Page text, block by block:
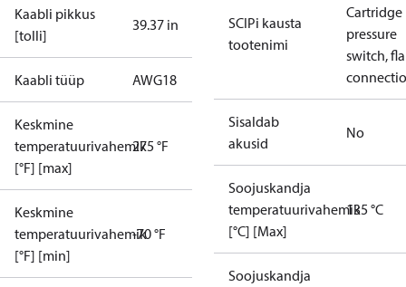
Kaabli pikkus
[tolli]
39.37 in
Kaabli tüüp AWG18
Keskmine
temperatuurivahemik
[°F] [max]
275 °F
Keskmine
temperatuurivahemik
[°F] [min]
-70 °F
SCIPi kausta
tootenimi
Cartridge
pressure
switch,
Sisaldab
akusid
No
Soojuskandja
temperatuurivahemik
[°C] [Max]
135 °C
Soojuskandja